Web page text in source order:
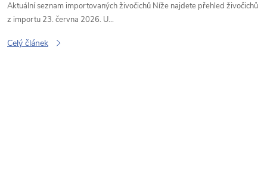
Aktuální seznam importovaných živočichů Níže najdete přehled živočichů
z importu 23. června 2026. U...
Celý článek